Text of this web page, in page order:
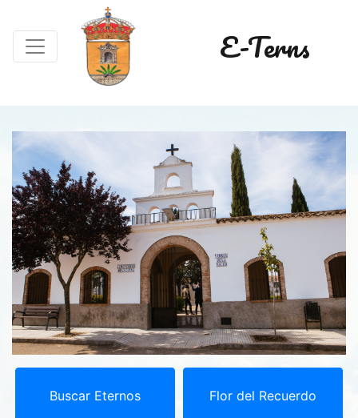
E-Terns
Buscar Eternos Flor del Recuerdo